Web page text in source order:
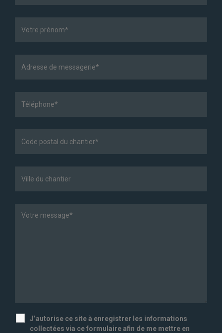
J’autorise ce site à enregistrer les informations
collectées via ce formulaire afin de me mettre en